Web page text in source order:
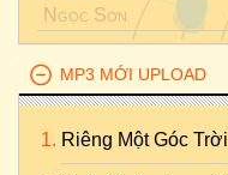
Ngọc Sơn
MP3 MỚI UPLOAD
Riêng Một Góc Trời